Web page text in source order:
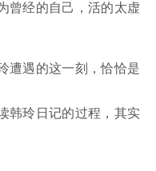
曾经的自己，活的太虚
遇的这一刻，恰恰是
韩玲日记的过程，其实